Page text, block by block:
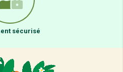
sécurisé